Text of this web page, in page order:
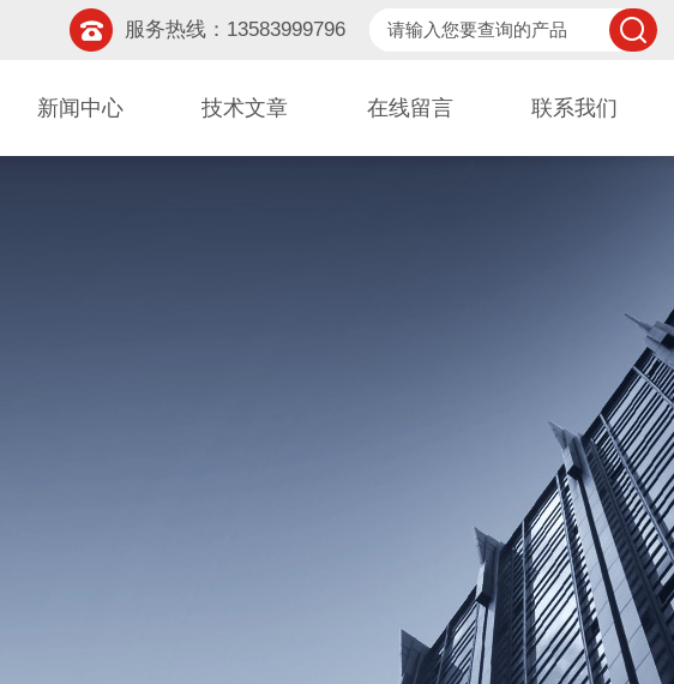
服务热线：13583999796
新闻中心 技术文章 在线留言 联系我们